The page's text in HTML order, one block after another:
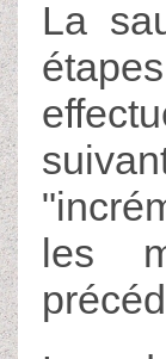
La
les